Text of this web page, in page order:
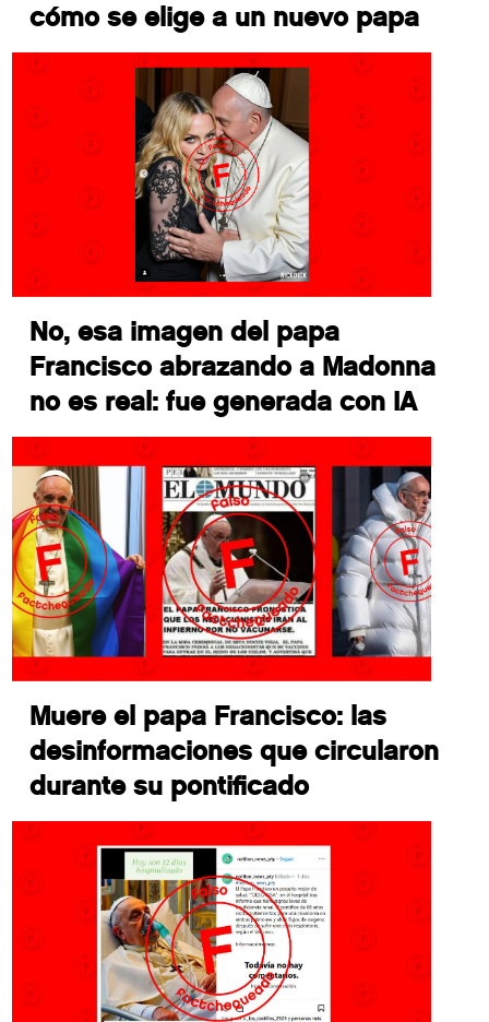
cómo se elige a un nuevo papa
No, esa imagen del papa
Francisco abrazando a Madonna
no es real: fue generada con IA
Muere el papa Francisco: las
desinformaciones que circularon
durante su pontificado